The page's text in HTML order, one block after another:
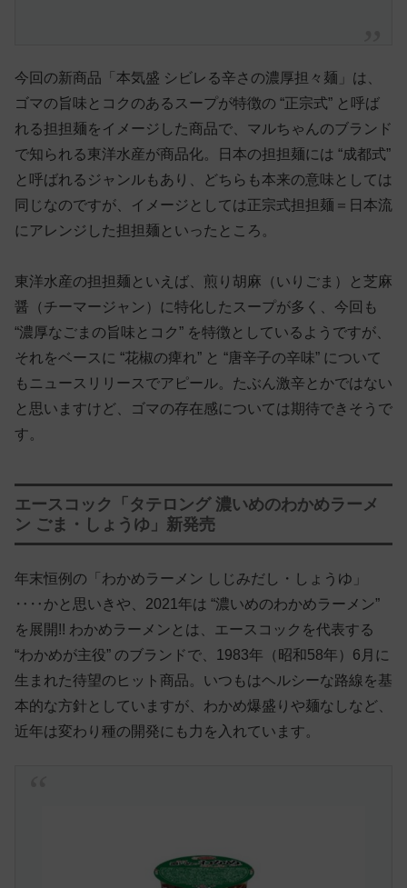
今回の新商品「本気盛 シビレる辛さの濃厚担々麺」は、
ゴマの旨味とコクのあるスープが特徴の “正宗式” と呼ば
れる担担麺をイメージした商品で、マルちゃんのブランド
で知られる東洋水産が商品化。日本の担担麺には “成都式”
と呼ばれるジャンルもあり、どちらも本来の意味としては
同じなのですが、イメージとしては正宗式担担麺＝日本流
にアレンジした担担麺といったところ。
東洋水産の担担麺といえば、煎り胡麻（いりごま）と芝麻
醤（チーマージャン）に特化したスープが多く、今回も
“濃厚なごまの旨味とコク” を特徴としているようですが、
それをベースに “花椒の痺れ” と “唐辛子の辛味” について
もニュースリリースでアピール。たぶん激辛とかではない
と思いますけど、ゴマの存在感については期待できそうで
す。
エースコック「タテロング 濃いめのわかめラーメ
ン ごま・しょうゆ」新発売
年末恒例の「わかめラーメン しじみだし・しょうゆ」
‥‥かと思いきや、2021年は “濃いめのわかめラーメン”
を展開!! わかめラーメンとは、エースコックを代表する
“わかめが主役” のブランドで、1983年（昭和58年）6月に
生まれた待望のヒット商品。いつもはヘルシーな路線を基
本的な方針としていますが、わかめ爆盛りや麺なしなど、
近年は変わり種の開発にも力を入れています。